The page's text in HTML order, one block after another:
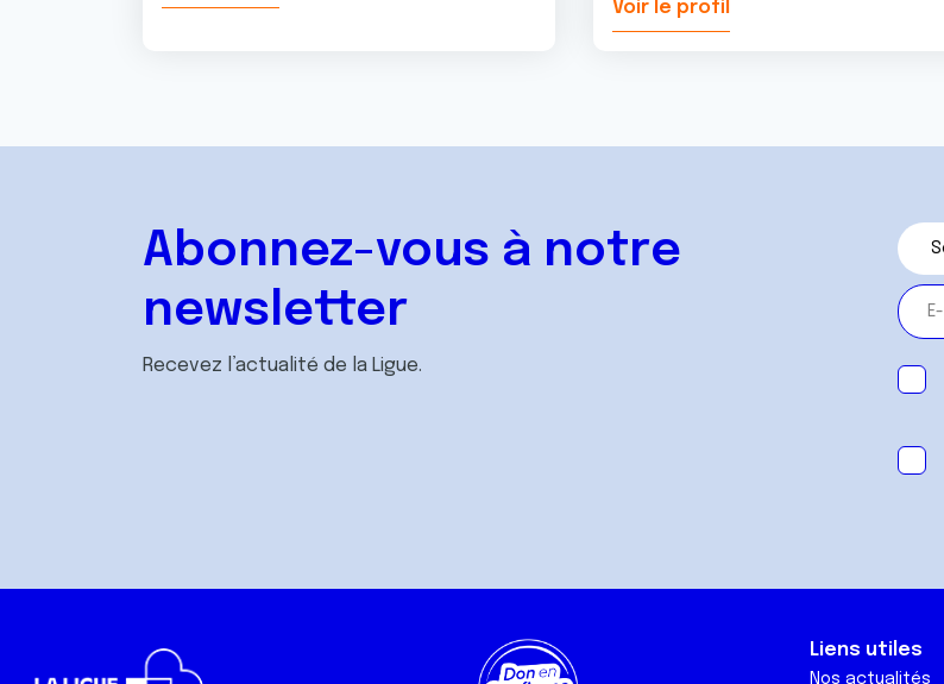
Voir le profil
Abonnez-vous à notre
newsletter
Recevez l’actualité de la Ligue.
Liens utiles
Nos actualités